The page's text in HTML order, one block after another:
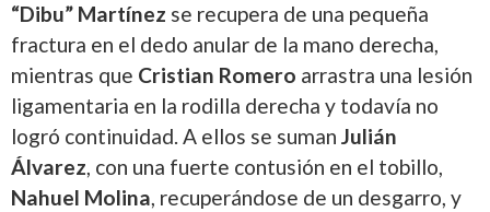
“Dibu” Martínez se recupera de una pequeña
fractura en el dedo anular de la mano derecha,
mientras que Cristian Romero arrastra una lesión
ligamentaria en la rodilla derecha y todavía no
logró continuidad. A ellos se suman Julián
Álvarez, con una fuerte contusión en el tobillo,
Nahuel Molina, recuperándose de un desgarro, y